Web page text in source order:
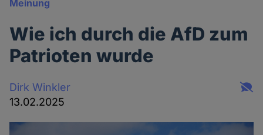
Meinung
Wie ich durch die AfD zum
Patrioten wurde
Dirk Winkler
13.02.2025